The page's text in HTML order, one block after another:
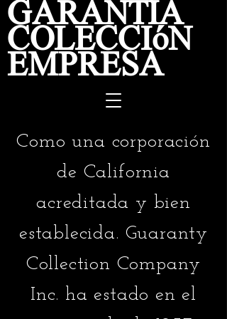
GARANTÍA
COLECCIÓN
EMPRESA
Como una corporación
de California
acreditada y bien
establecida. Guaranty
Collection Company
Inc. ha estado en el